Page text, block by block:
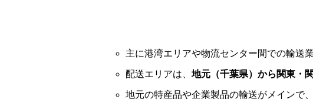
主に港湾エリアや物流センター間での輸送
配送エリアは、 地元（千葉県）から関東・
地元の特産品や企業製品の輸送がメインで